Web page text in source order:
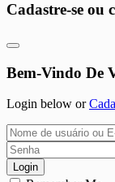
Cadastre-se ou
Bem-Vindo De
Login below or
Login